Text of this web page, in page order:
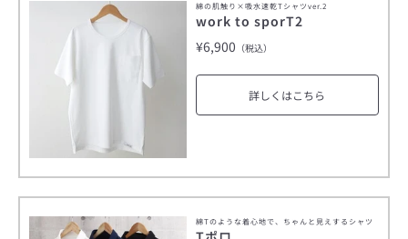
綿の肌触り×吸水速乾Tシャツver.2
work to sporT2
¥6,900 （税込）
詳しくはこちら
綿Tのような着心地で、ちゃんと見えするシャツ